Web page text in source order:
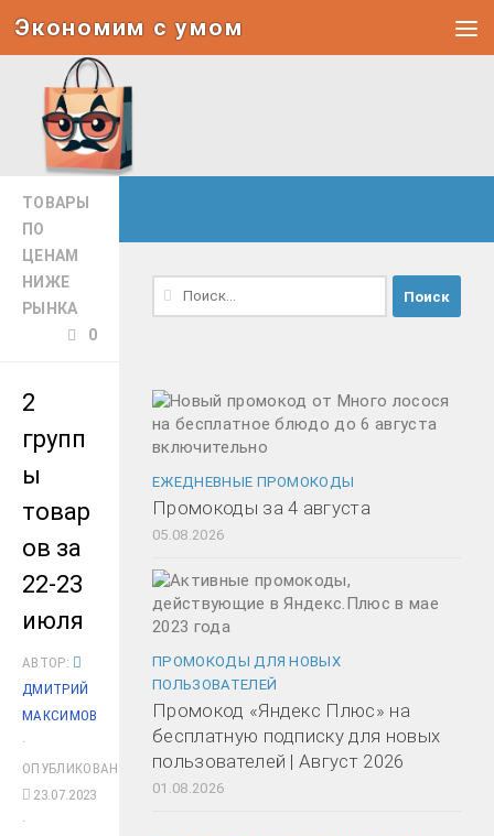
Под записью
Экономим с умом
ТОВАРЫ
ПО
ЦЕНАМ
НИЖЕ
РЫНКА
0
2
групп
ы
товар
ов за
22-23
июля
АВТОР:
ДМИТРИЙ
МАКСИМОВ
·
ОПУБЛИКОВАНО
23.07.2023
·
Найти:
ЕЖЕДНЕВНЫЕ ПРОМОКОДЫ
Промокоды за 4 августа
05.08.2026
ПРОМОКОДЫ ДЛЯ НОВЫХ
ПОЛЬЗОВАТЕЛЕЙ
Промокод «Яндекс Плюс» на
бесплатную подписку для новых
пользователей | Август 2026
01.08.2026